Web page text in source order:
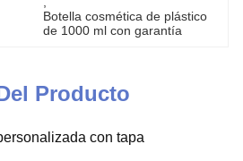
Botella cosmética de plástico
de 1000 ml con garantía
Producto
con tapa